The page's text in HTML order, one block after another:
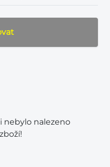
nebylo nalezeno